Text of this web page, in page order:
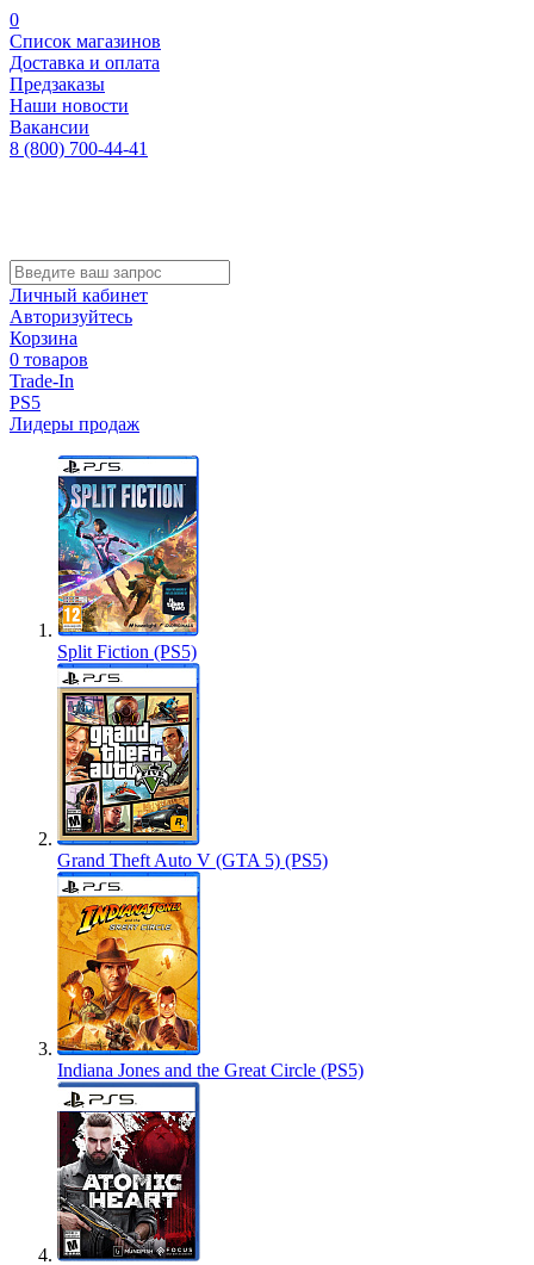
0
Список магазинов
Доставка и оплата
Предзаказы
Наши новости
Вакансии
8 (800) 700-44-41
Личный кабинет
Авторизуйтесь
Корзина
0 товаров
Trade-In
PS5
Лидеры продаж
Split Fiction (PS5)
Grand Theft Auto V (GTA 5) (PS5)
Indiana Jones and the Great Circle (PS5)